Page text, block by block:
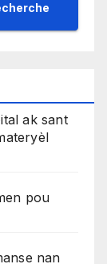
ak sant
pou
nan